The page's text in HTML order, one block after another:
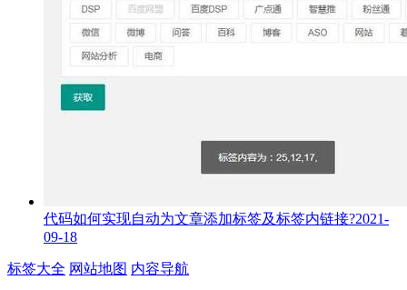
代码如何实现自动为文章添加标签及标签内链接?2021-
09-18
标签大全 网站地图 内容导航